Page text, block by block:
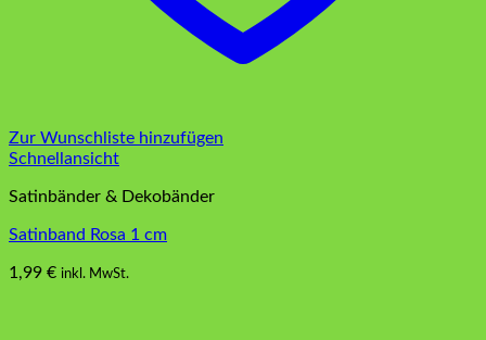
Zur Wunschliste hinzufügen
Schnellansicht
Satinbänder & Dekobänder
Satinband Rosa 1 cm
1,99 € inkl. MwSt.